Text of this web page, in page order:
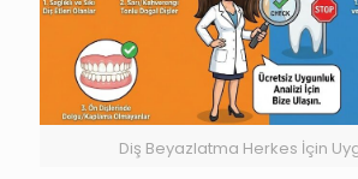
Diş Beyazlatma Herkes İçin